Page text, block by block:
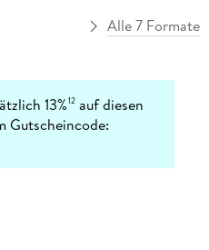
Alle 7 Formate
13%12 auf diesen
Gutscheincode: